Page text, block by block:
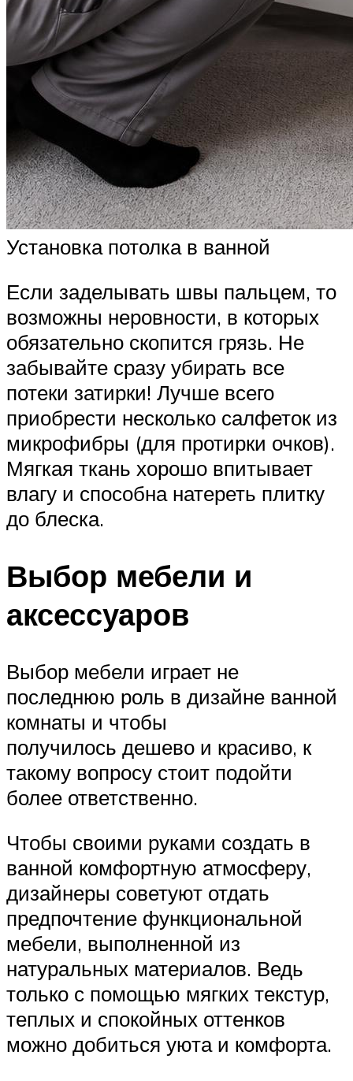
Установка потолка в ванной
Если заделывать швы пальцем, то
возможны неровности, в которых
обязательно скопится грязь. Не
забывайте сразу убирать все
потеки затирки! Лучше всего
приобрести несколько салфеток из
микрофибры (для протирки очков).
Мягкая ткань хорошо впитывает
влагу и способна натереть плитку
до блеска.
Выбор мебели и
аксессуаров
Выбор мебели играет не
последнюю роль в дизайне ванной
комнаты и чтобы
получилось дешево и красиво, к
такому вопросу стоит подойти
более ответственно.
Чтобы своими руками создать в
ванной комфортную атмосферу,
дизайнеры советуют отдать
предпочтение функциональной
мебели, выполненной из
натуральных материалов. Ведь
только с помощью мягких текстур,
теплых и спокойных оттенков
можно добиться уюта и комфорта.